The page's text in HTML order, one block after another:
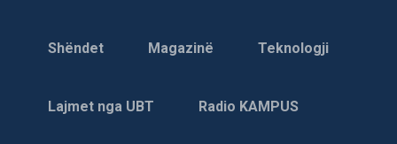
Shëndet Magazinë Teknologji
Lajmet nga UBT Radio KAMPUS